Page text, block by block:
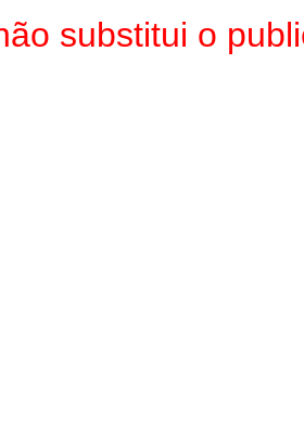
substitui o